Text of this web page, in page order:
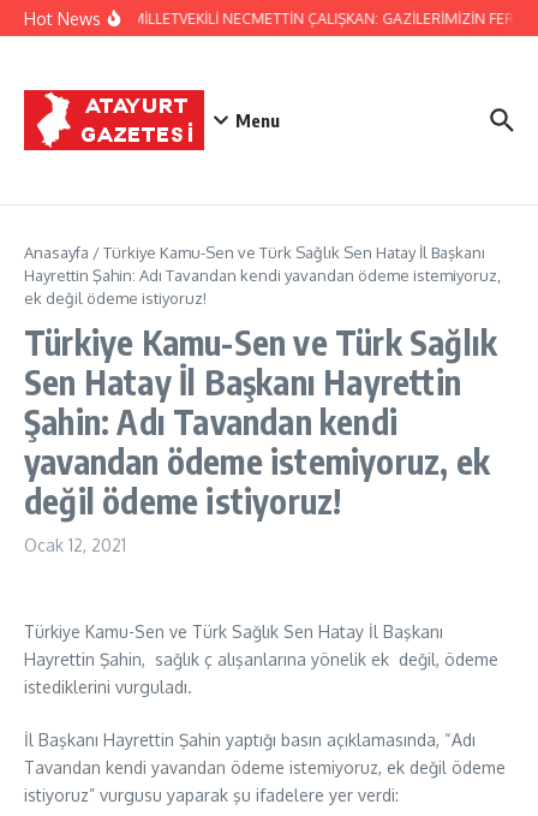
İçeriğe atla
Hot NewsHATAY MİLLETVEKİLİ NECMETTİN ÇALIŞKAN: GAZİLERİMİZİN
Menu
Anasayfa /Türkiye Kamu-Sen ve Türk Sağlık Sen Hatay İl Başkanı
Hayrettin Şahin: Adı Tavandan kendi yavandan ödeme istemiyoruz,
ek değil ödeme istiyoruz!
Türkiye Kamu-Sen ve Türk Sağlık
Sen Hatay İl Başkanı Hayrettin
Şahin: Adı Tavandan kendi
yavandan ödeme istemiyoruz, ek
değil ödeme istiyoruz!
Ocak 12, 2021
Türkiye Kamu-Sen ve Türk Sağlık Sen Hatay İl Başkanı
Hayrettin Şahin, sağlık ç alışanlarına yönelik ek değil, ödeme
istediklerini vurguladı.
İl Başkanı Hayrettin Şahin yaptığı basın açıklamasında, “Adı
Tavandan kendi yavandan ödeme istemiyoruz, ek değil ödeme
istiyoruz” vurgusu yaparak şu ifadelere yer verdi: